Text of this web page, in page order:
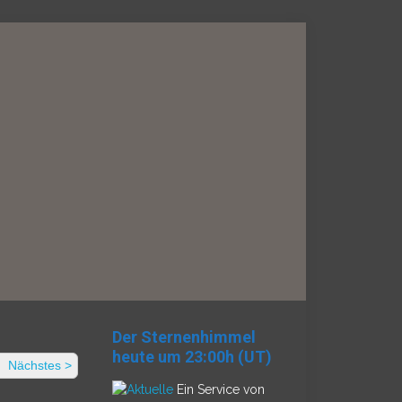
Nächstes >
Der Sternenhimmel
heute um 23:00h (UT)
Ein Service von